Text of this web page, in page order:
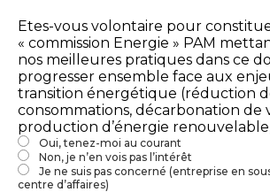
Etes-vous volontaire pour
« commission Energie » PAM
nos meilleures pratiques dans ce
progresser ensemble face aux
transition énergétique (réduction
consommations, décarbonation de
production d’énergie
Oui, tenez-moi au courant
Non, je n’en vois pas l’intérêt
Je ne suis pas concerné (entreprise en
centre d’affaires)